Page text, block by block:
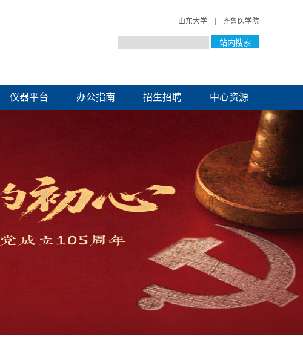
山东大学 齐鲁医学院
仪器平台 办公指南 招生招聘 中心资源